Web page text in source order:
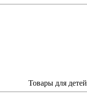
Товары для детей